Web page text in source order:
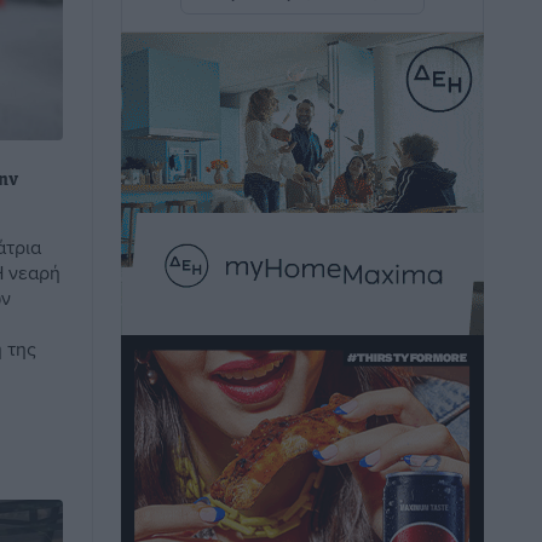
νεαρή
Απαγορεύτηκε η κολύμβηση στην
περιοχή
Τοπικές Ειδήσεις• πριν 4 ώρες
Τουρνάς για φωτιές: «Κανένα
περιθώριο εφησυχασμού» – Σε πλήρη
Ειδήσεις • πριν 5 ώρες
θερμοκρασίες – Ισχυρά μελτέμια έως 9
μποφόρ, σε «Red Code» 6 περιοχές
Τοπικές Ειδήσεις• πριν 5 ώρες
Τα φοιτητικά ενοίκια «τινάζουν στον
αέρα» τους οικογενειακούς
προϋπολογισμούς